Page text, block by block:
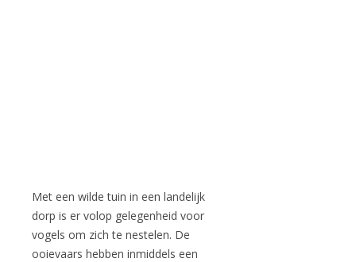
Met een wilde tuin in een landelijk
dorp is er volop gelegenheid voor
vogels om zich te nestelen. De
ooievaars hebben inmiddels een